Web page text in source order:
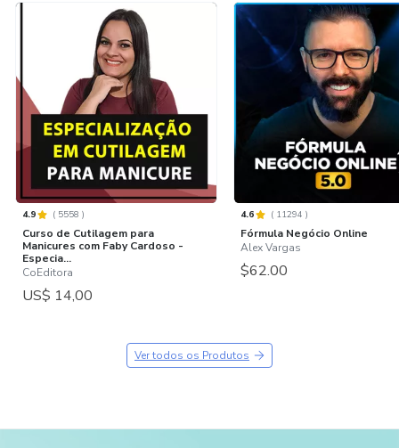
4.9 ( 5558 )
Curso de Cutilagem para
Manicures com Faby Cardoso -
Especia...
CoEditora
US$ 14,00
4.6 ( 11294 )
Fórmula Negócio Online
Alex Vargas
$62.00
Ver todos os Produtos